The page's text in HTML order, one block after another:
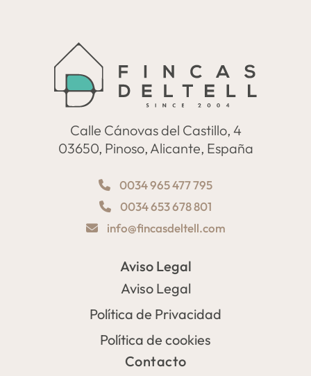
Calle Cánovas del Castillo, 4
03650, Pinoso, Alicante, España
0034 965 477 795
0034 653 678 801
info@fincasdeltell.com
Aviso Legal
Aviso Legal
Política de Privacidad
Política de cookies
Contacto